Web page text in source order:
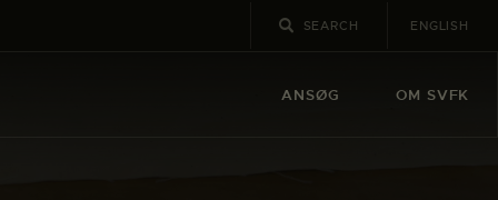
ENGLISH
ANSØG OM SVFK